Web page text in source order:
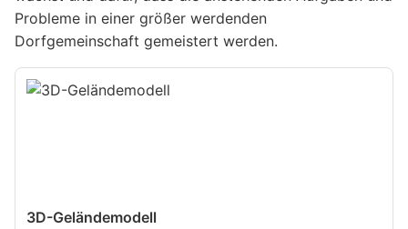
Probleme in einer größer werdenden
Dorfgemeinschaft gemeistert werden.
3D-Geländemodell